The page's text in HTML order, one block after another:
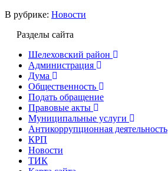
В рубрике: Новости
Разделы сайта
Шелеховский район
Администрация
Дума
Общественность
Подать обращение
Правовые акты
Муниципальные услуги
Антикоррупционная деятельность
КРП
Новости
ТИК